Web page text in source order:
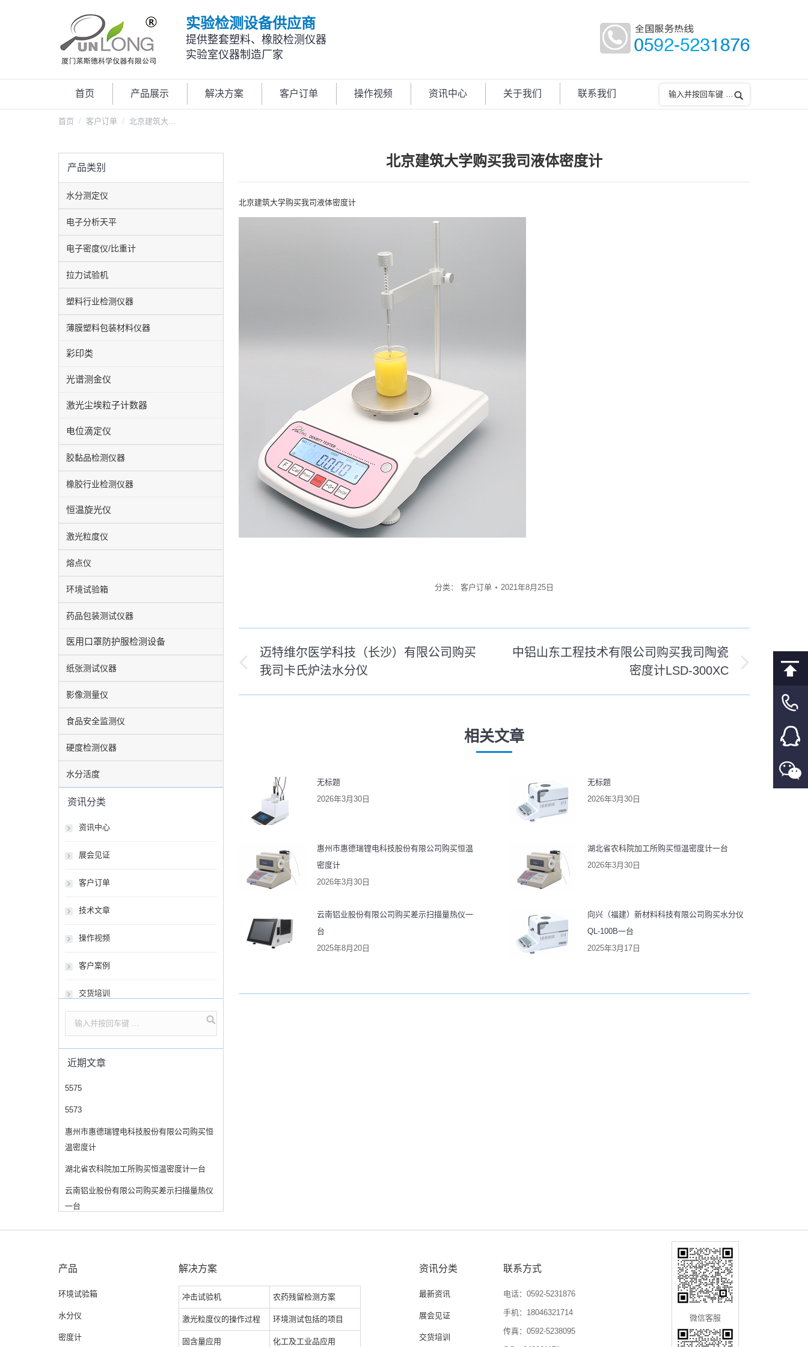
实验检测设备供应商
提供整套塑料、橡胶检测仪器
实验室仪器制造厂家
首页 产品展示 解决方案 客户订单 操作视频 资讯中心 关于我们 联系我们
您在这里：
首页 客户订单 北京建筑大…
北京建筑大学购买我司液体密度计
北京建筑大学购买我司液体密度计
分类： 客户订单 2021年8月25日
章
导
历
迈特维尔医学科技（长沙）有限公司购买
我司卡氏炉法水分仪
章：
中铝山东工程技术有限公司购买我司陶瓷
密度计LSD-300XC
相关文章
无标题
2026年3月30日
无标题
2026年3月30日
惠州市惠德瑞锂电科技股份有限公司购买恒温
密度计
2026年3月30日
湖北省农科院加工所购买恒温密度计一台
2026年3月30日
云南铝业股份有限公司购买差示扫描量热仪一
台
2025年8月20日
向兴（福建）新材料科技有限公司购买水分仪
QL-100B一台
2025年3月17日
产品类别
水分测定仪
电子分析天平
电子密度仪/比重计
拉力试验机
塑料行业检测仪器
薄膜塑料包装材料仪器
彩印类
光谱测金仪
激光尘埃粒子计数器
电位滴定仪
胶黏品检测仪器
橡胶行业检测仪器
恒温旋光仪
激光粒度仪
熔点仪
环境试验箱
药品包装测试仪器
医用口罩防护服检测设备
纸张测试仪器
影像测量仪
食品安全监测仪
硬度检测仪器
水分活度
资讯分类
资讯中心
展会见证
客户订单
技术文章
操作视频
客户案例
交货培训
近期文章
5575
5573
惠州市惠德瑞锂电科技股份有限公司购买恒
温密度计
湖北省农科院加工所购买恒温密度计一台
云南铝业股份有限公司购买差示扫描量热仪
一台
产品
环境试验箱
水分仪
密度计
解决方案
冲击试验机 农药残留检测方案
激光粒度仪的操作过程 环境测试包括的项目
固含量应用 化工及工业品应用
资讯分类
最新资讯
展会见证
交货培训
联系方式
电话：0592-5231876
手机：18046321714
传真：0592-5238095
微信客服